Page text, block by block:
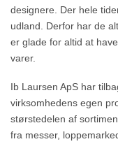
designere. Der hele
udland. Derfor har de
er glade for altid at
varer.
Ib Laursen ApS har
virksomhedens egen
størstedelen af
fra messer,